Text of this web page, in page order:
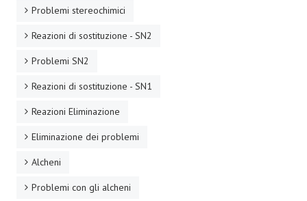
Problemi stereochimici
Reazioni di sostituzione - SN2
Problemi SN2
Reazioni di sostituzione - SN1
Reazioni Eliminazione
Eliminazione dei problemi
Alcheni
Problemi con gli alcheni